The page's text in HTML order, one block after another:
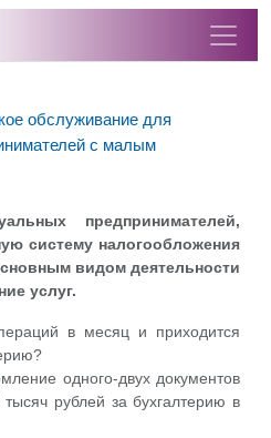
обслуживание для
с малым
предпринимателей,
систему налогообложения
видом деятельности
услуг.
в месяц и приходится
одного-двух документов
рублей за бухгалтерию в